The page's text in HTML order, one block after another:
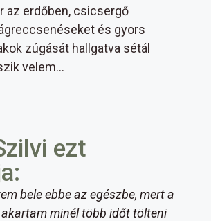
az erdőben, csicsergő
és gyors
zúgását hallgatva sétál
velem…
ezt
bele ebbe az egészbe, mert a
minél több időt tölteni